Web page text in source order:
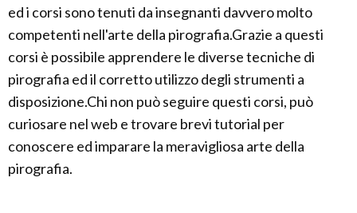
ed i corsi sono tenuti da insegnanti davvero molto
competenti nell'arte della pirografia.Grazie a questi
corsi è possibile apprendere le diverse tecniche di
pirografia ed il corretto utilizzo degli strumenti a
disposizione.Chi non può seguire questi corsi, può
curiosare nel web e trovare brevi tutorial per
conoscere ed imparare la meravigliosa arte della
pirografia.